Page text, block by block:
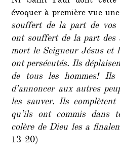
évoquer à première vue
souffert de la part de vos
ont souffert de la part
mort le Seigneur Jésus et
ont persécutés. Ils
de tous les hommes! Ils
d’annoncer aux autres
les sauver. Ils
qu’ils ont commis dans
colère de Dieu les a
13-20)